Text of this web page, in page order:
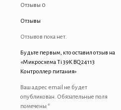
Отзывы 0
Отзывы
Отзывов пока нет.
Будьте первым, кто оставил отзыв на
«Микросхема Ti 39K BQ24113
Контроллер питания»
Ваш адрес email не будет
опубликован. Обязательные поля
помечены *